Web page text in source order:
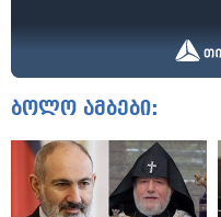
ბოლო ამბები: